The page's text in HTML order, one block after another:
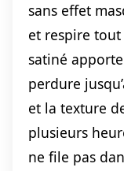
sans effet
et respire
satiné
perdure
et la texture
plusieurs
ne file pas